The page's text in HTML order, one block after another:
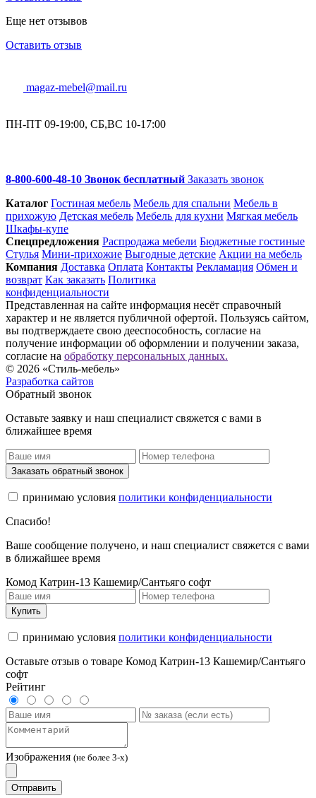
Еще нет отзывов
Оставить отзыв
magaz-mebel@mail.ru
ПН-ПТ 09-19:00, СБ,ВС 10-17:00
8-800-600-48-10 Звонок бесплатный Заказать звонок
Каталог Гостиная мебель Мебель для спальни Мебель в
прихожую Детская мебель Мебель для кухни Мягкая мебель
Шкафы-купе
Спец­предложения Распродажа мебели Бюджетные гостиные
Стулья Мини-прихожие Выгодные детские Акции на мебель
Компания Доставка Оплата Контакты Рекламация Обмен и
возврат Как заказать Политика
конфиденциальности
Представленная на сайте информация несёт справочный
характер и не является публичной офертой. Пользуясь сайтом,
вы подтверждаете свою дееспособность, согласие на
получение информации об оформлении и получении заказа,
согласие на обработку персональных данных.
© 2026 «Стиль-мебель»
Разработка сайтов
Обратный звонок
Оставьте заявку и наш специалист свяжется с вами в
ближайшее время
Заказать обратный звонок
принимаю условия политики конфиденциальности
Спасибо!
Ваше сообщение получено, и наш специалист свяжется с вами
в ближайшее время
Комод Катрин-13 Кашемир/Сантьяго софт
Купить
принимаю условия политики конфиденциальности
Оставьте отзыв о товаре Комод Катрин-13 Кашемир/Сантьяго
софт
Рейтинг
Изображения (не более 3-х)
Отправить